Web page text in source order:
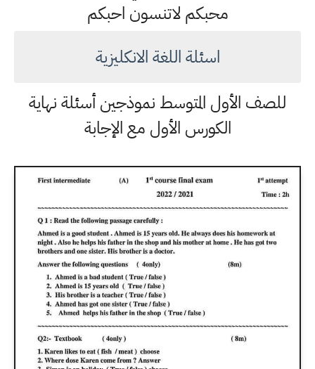
محبكم لاتنسون احبكم
اسئلة اللغة الانكليزية
للصف الأول المتوسط نموذجين أسئلة نهاية
الكورس الأول مع الإجابة